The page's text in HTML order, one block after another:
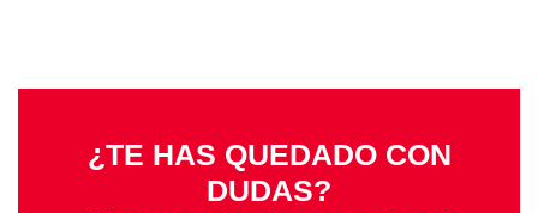
¿TE HAS QUEDADO CON
DUDAS?